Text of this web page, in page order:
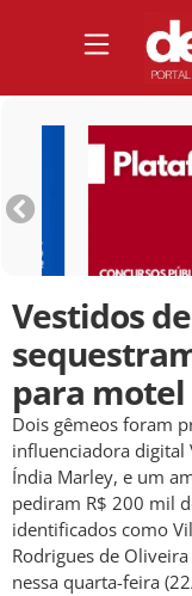
Vestidos
para motel
Dois gêmeos foram
influenciadora digital
Índia Marley, e um
pediram R$ 200 mil
identificados como
Rodrigues de
nessa quarta-feira